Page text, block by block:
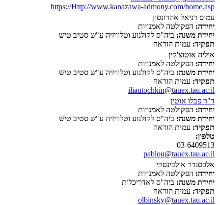
https://Http://www.kanazawa-admony.com/home.asp
עמוס דניאל אהרונסון
יחידה: הפקולטה לאמנויות
יחידת משנה: ביה"ס לקולנוע וטלוויזיה ע"ש סטיב טיש
תפקיד: עמית הוראה
איליה אוטוצ'קין
יחידה: הפקולטה לאמנויות
יחידת משנה: ביה"ס לקולנוע וטלוויזיה ע"ש סטיב טיש
תפקיד: עמית הוראה
iliautochkin@tauex.tau.ac.il
ד"ר פבלו אוטין
יחידה: הפקולטה לאמנויות
יחידת משנה: ביה"ס לקולנוע וטלוויזיה ע"ש סטיב טיש
תפקיד: עמית הוראה
טלפון:
03-6409513
pablou@tauex.tau.ac.il
אלכסנדר אולבינסקי
יחידה: הפקולטה לאמנויות
יחידת משנה: ביה"ס לאדריכלות
תפקיד: עמית הוראה
olbinsky@tauex.tau.ac.il